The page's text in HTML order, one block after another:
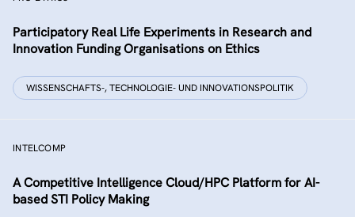
Participatory Real Life Experiments in Research and
Innovation Funding Organisations on Ethics
WISSENSCHAFTS-, TECHNOLOGIE- UND INNOVATIONSPOLITIK
INTELCOMP
A Competitive Intelligence Cloud/HPC Platform for AI-
based STI Policy Making